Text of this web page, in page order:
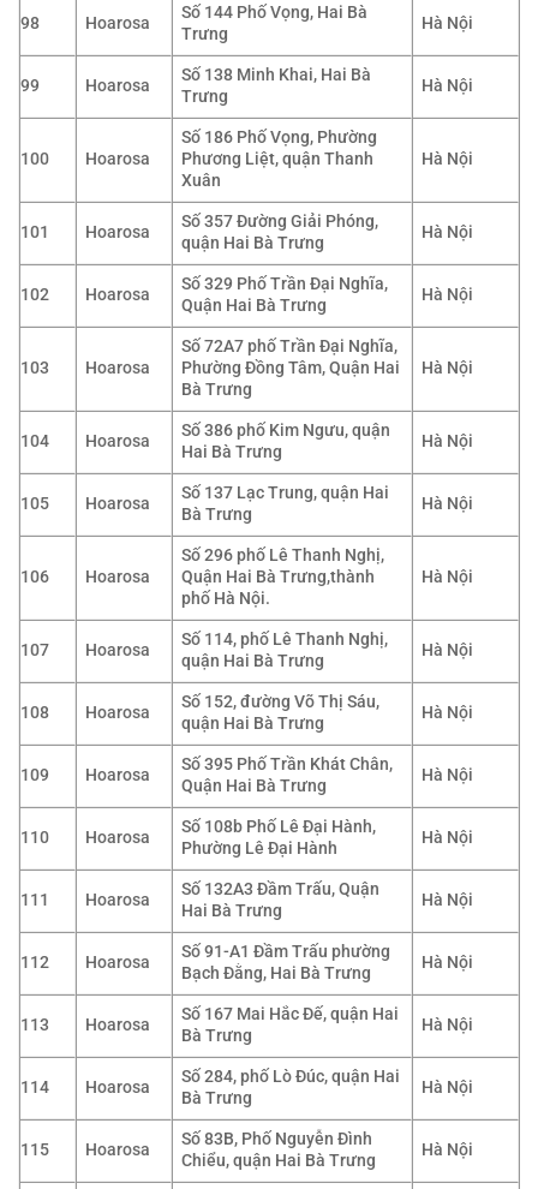
98 Hoarosa
Số 144 Phố Vọng, Hai Bà
Trưng
Hà Nội
99 Hoarosa
Số 138 Minh Khai, Hai Bà
Trưng
Hà Nội
100 Hoarosa
Số 186 Phố Vọng, Phường
Phương Liệt, quận Thanh
Xuân
Hà Nội
101 Hoarosa
Số 357 Đường Giải Phóng,
quận Hai Bà Trưng
Hà Nội
102 Hoarosa
Số 329 Phố Trần Đại Nghĩa,
Quận Hai Bà Trưng
Hà Nội
103 Hoarosa
Số 72A7 phố Trần Đại Nghĩa,
Phường Đồng Tâm, Quận Hai
Bà Trưng
Hà Nội
104 Hoarosa
Số 386 phố Kim Ngưu, quận
Hai Bà Trưng
Hà Nội
105 Hoarosa
Số 137 Lạc Trung, quận Hai
Bà Trưng
Hà Nội
106 Hoarosa
Số 296 phố Lê Thanh Nghị,
Quận Hai Bà Trưng,thành
phố Hà Nội.
Hà Nội
107 Hoarosa
Số 114, phố Lê Thanh Nghị,
quận Hai Bà Trưng
Hà Nội
108 Hoarosa
Số 152, đường Võ Thị Sáu,
quận Hai Bà Trưng
Hà Nội
109 Hoarosa
Số 395 Phố Trần Khát Chân,
Quận Hai Bà Trưng
Hà Nội
110 Hoarosa
Số 108b Phố Lê Đại Hành,
Phường Lê Đại Hành
Hà Nội
111 Hoarosa
Số 132A3 Đầm Trấu, Quận
Hai Bà Trưng
Hà Nội
112 Hoarosa
Số 91-A1 Đầm Trấu phường
Bạch Đằng, Hai Bà Trưng
Hà Nội
113 Hoarosa
Số 167 Mai Hắc Đế, quận Hai
Bà Trưng
Hà Nội
114 Hoarosa
Số 284, phố Lò Đúc, quận Hai
Bà Trưng
Hà Nội
115 Hoarosa
Số 83B, Phố Nguyễn Đình
Chiểu, quận Hai Bà Trưng
Hà Nội